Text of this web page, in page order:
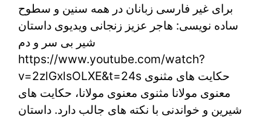
بی
دم
از
برای غیر فارسی زبانان در همه سنین و سطوح
ساده نویسی: هاجر عزیز زنجانی ویدیوی داستان
شیر بی سر و دم
https://www.youtube.com/watch?
v=2zlGxlsOLXE&t=24s حکایت های مثنوی
معنوی مولانا مثنوی معنوی مولانا، حکایت های
شیرین و خواندنی با نکته های جالب دارد. داستان